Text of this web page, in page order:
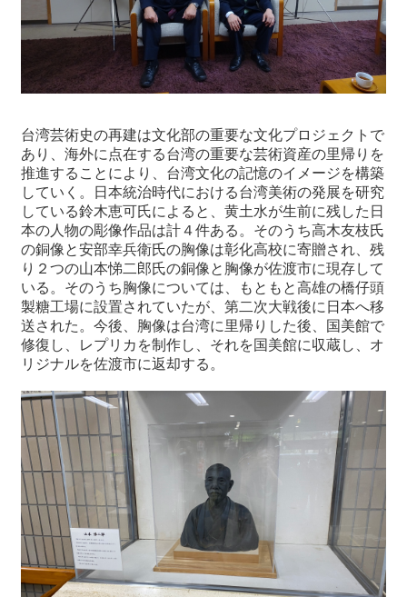
台湾芸術史の再建は文化部の重要な文化プロジェクトで
あり、海外に点在する台湾の重要な芸術資産の里帰りを
推進することにより、台湾文化の記憶のイメージを構築
していく。日本統治時代における台湾美術の発展を研究
している鈴木恵可氏によると、黄土水が生前に残した日
本の人物の彫像作品は計４件ある。そのうち高木友枝氏
の銅像と安部幸兵衛氏の胸像は彰化高校に寄贈され、残
り２つの山本悌二郎氏の銅像と胸像が佐渡市に現存して
いる。そのうち胸像については、もともと高雄の橋仔頭
製糖工場に設置されていたが、第二次大戦後に日本へ移
送された。今後、胸像は台湾に里帰りした後、国美館で
修復し、レプリカを制作し、それを国美館に収蔵し、オ
リジナルを佐渡市に返却する。